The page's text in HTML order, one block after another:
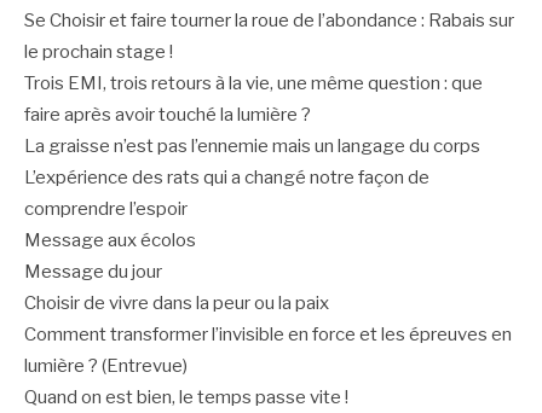
Se Choisir et faire tourner la roue de l’abondance : Rabais sur
le prochain stage !
Trois EMI, trois retours à la vie, une même question : que
faire après avoir touché la lumière ?
La graisse n’est pas l’ennemie mais un langage du corps
L’expérience des rats qui a changé notre façon de
comprendre l’espoir
Message aux écolos
Message du jour
Choisir de vivre dans la peur ou la paix
Comment transformer l’invisible en force et les épreuves en
lumière ? (Entrevue)
Quand on est bien, le temps passe vite !